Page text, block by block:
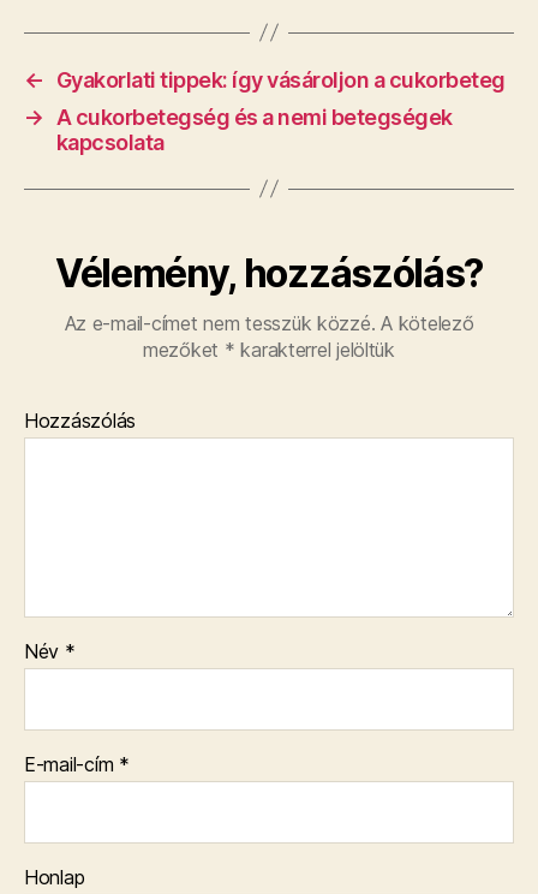
←
Gyakorlati tippek: így vásároljon a cukorbeteg
→
A cukorbetegség és a nemi betegségek
kapcsolata
Vélemény, hozzászólás?
Az e-mail-címet nem tesszük közzé. A kötelező
mezőket * karakterrel jelöltük
Hozzászólás
Név *
E-mail-cím *
Honlap